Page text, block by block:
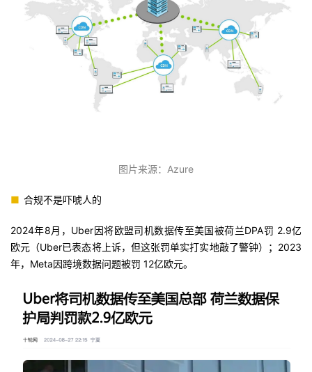
图片来源： Azure
■ 合规不是吓唬人的
2024年8月，Uber因将欧盟司机数据传至美国被荷兰DPA罚 2.9亿
欧元（Uber已表态将上诉，但这张罚单实打实地敲了警钟）；2023
年，Meta因跨境数据问题被罚 12亿欧元。